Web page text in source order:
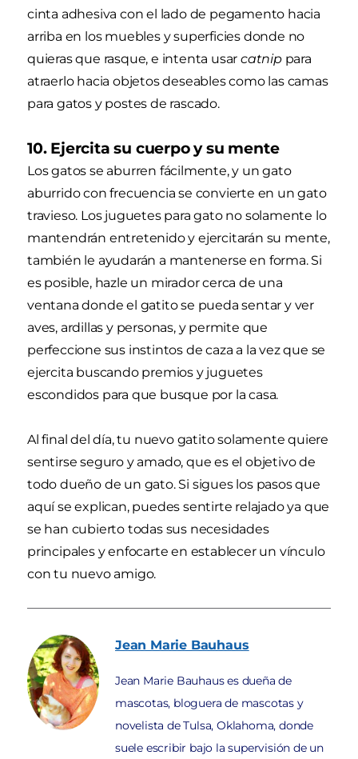
cinta adhesiva con el lado de pegamento hacia
arriba en los muebles y superficies donde no
quieras que rasque, e intenta usarcatnippara
atraerlo hacia objetos deseables como las camas
para gatos y postes de rascado.
10. Ejercita su cuerpo y su mente
Los gatos se aburren fácilmente, y un gato
aburrido con frecuencia se convierte en un gato
travieso. Los juguetes para gato no solamente lo
mantendrán entretenido y ejercitarán su mente,
también le ayudarán a mantenerse en forma. Si
es posible, hazle un mirador cerca de una
ventana donde el gatito se pueda sentar y ver
aves, ardillas y personas, y permite que
perfeccione sus instintos de caza a la vez que se
ejercita buscando premios y juguetes
escondidos para que busque por la casa.
Al final del día, tu nuevo gatito solamente quiere
sentirse seguro y amado, que es el objetivo de
todo dueño de un gato. Si sigues los pasos que
aquí se explican, puedes sentirte relajado ya que
se han cubierto todas sus necesidades
principales y enfocarte en establecer un vínculo
con tu nuevo amigo.
Jean Marie Bauhaus
Jean Marie Bauhaus es dueña de
mascotas, bloguera de mascotas y
novelista de Tulsa, Oklahoma, donde
suele escribir bajo la supervisión de un